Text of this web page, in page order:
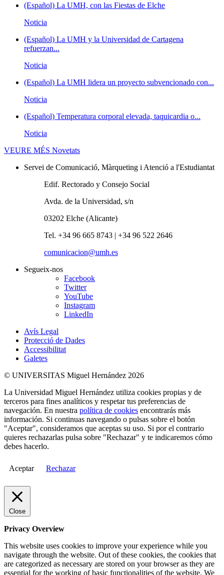
(Español) La UMH, con las Fiestas de Elche
Noticia
(Español) La UMH y la Universidad de Cartagena
refuerzan...
Noticia
(Español) La UMH lidera un proyecto subvencionado con...
Noticia
(Español) Temperatura corporal elevada, taquicardia o...
Noticia
VEURE MÉS Novetats
Servei de Comunicació, Màrqueting i Atenció a l'Estudiantat
Edif. Rectorado y Consejo Social
Avda. de la Universidad, s/n
03202 Elche (Alicante)
Tel. +34 96 665 8743 | +34 96 522 2646
comunicacion@umh.es
Segueix-nos
Facebook
Twitter
YouTube
Instagram
LinkedIn
Avís Legal
Protecció de Dades
Accessibilitat
Galetes
© UNIVERSITAS Miguel Hernández 2026
La Universidad Miguel Hernández utiliza cookies propias y de
terceros para fines analíticos y respetar tus preferencias de
navegación. En nuestra política de cookies encontrarás más
información. Si continuas navegando o pulsas sobre el botón
"Aceptar", consideramos que aceptas su uso. Si por el contrario
quieres rechazarlas pulsa sobre "Rechazar" y te indicaremos cómo
debes hacerlo.
Aceptar Rechazar
Close
Privacy Overview
This website uses cookies to improve your experience while you
navigate through the website. Out of these cookies, the cookies that
are categorized as necessary are stored on your browser as they are
essential for the working of basic functionalities of the website. We